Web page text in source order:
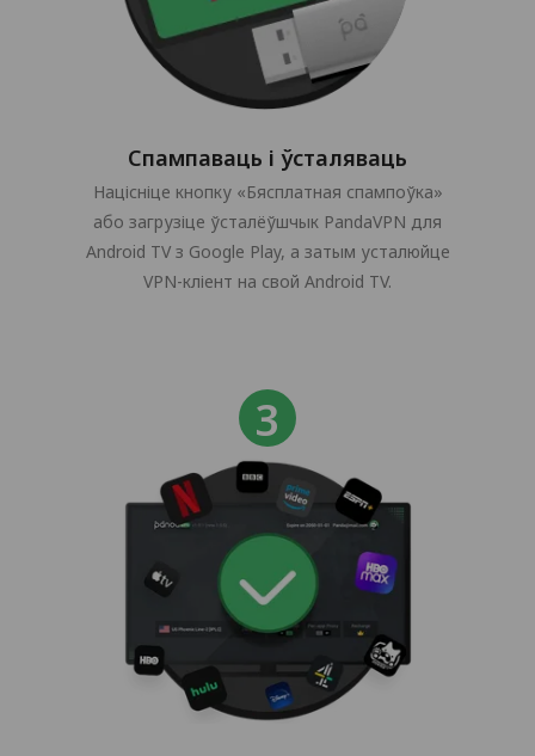
Спампаваць і ўсталяваць
Націсніце кнопку «Бясплатная спампоўка»
або загрузіце ўсталёўшчык PandaVPN для
Android TV з Google Play, а затым усталюйце
VPN-кліент на свой Android TV.